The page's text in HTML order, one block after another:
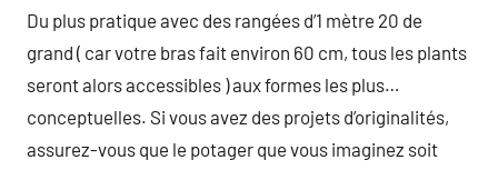
Du plus pratique avec des rangées d’1 mètre 20 de
grand ( car votre bras fait environ 60 cm, tous les plants
seront alors accessibles ) aux formes les plus…
conceptuelles. Si vous avez des projets d’originalités,
assurez-vous que le potager que vous imaginez soit